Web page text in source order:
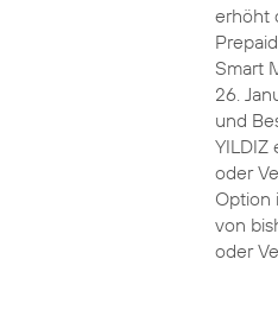
erhöht
Smart
26.
und
YILDIZ
oder
Option
von
oder